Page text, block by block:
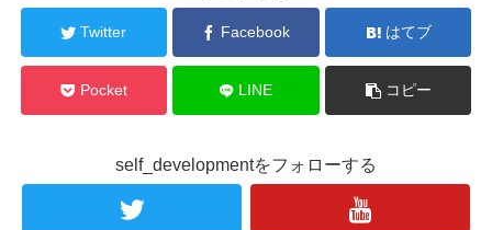
Twitter Facebook はてブ
Pocket LINE コピー
self_developmentをフォローする